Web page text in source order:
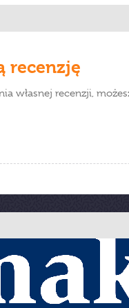
recenzję
własnej recenzji,